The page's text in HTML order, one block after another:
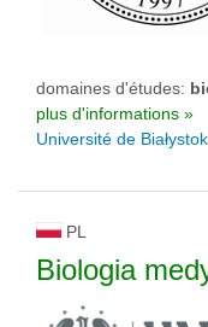
domaines d'études:
plus d'informations »
Université de Białystok
PL
Biologia